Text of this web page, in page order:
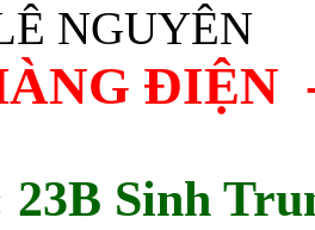
NGUYÊN
ĐIỆN
Sinh